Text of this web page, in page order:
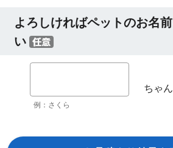
よろしければペットのお名
い
例：さくら
ちゃん